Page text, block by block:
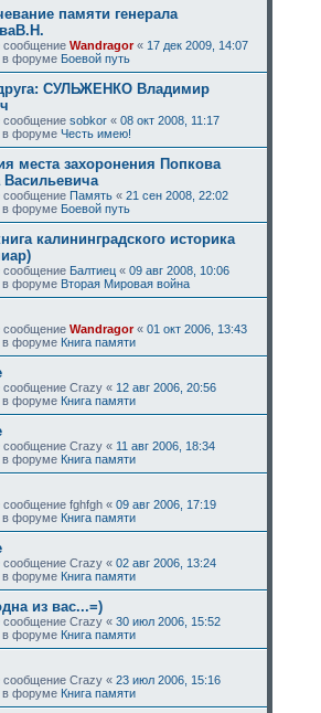
памяти генерала
сообщение Wandragor« 17 дек 2009, 14:07
в форуме Боевой путь
СУЛЬЖЕНКО Владимир
сообщение sobkor« 08 окт 2008, 11:17
в форуме Честь имею!
места захоронения Попкова
сообщение Память« 21 сен 2008, 22:02
в форуме Боевой путь
калининградского историка
сообщение Балтиец« 09 авг 2008, 10:06
в форуме Вторая Мировая война
сообщение Wandragor« 01 окт 2006, 13:43
в форуме Книга памяти
сообщение Crazy« 12 авг 2006, 20:56
в форуме Книга памяти
сообщение Crazy« 11 авг 2006, 18:34
в форуме Книга памяти
сообщение fghfgh« 09 авг 2006, 17:19
в форуме Книга памяти
сообщение Crazy« 02 авг 2006, 13:24
в форуме Книга памяти
из вас...=)
сообщение Crazy« 30 июл 2006, 15:52
в форуме Книга памяти
сообщение Crazy« 23 июл 2006, 15:16
в форуме Книга памяти